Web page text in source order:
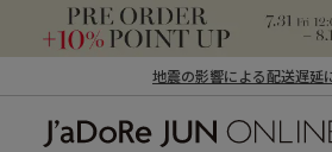
地震の影響による配送遅延